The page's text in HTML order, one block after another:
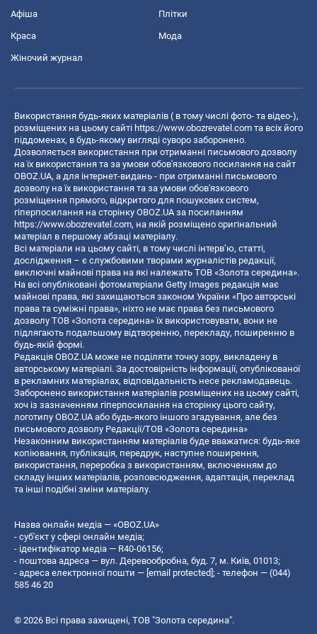
Афіша Плітки
Краса Мода
Жіночий журнал
Використання будь-яких матеріалів ( в тому числі фото- та відео-),
розміщених на цьому сайті https://www.obozrevatel.com та всіх його
піддоменах, в будь-якому вигляді суворо заборонено.
Дозволяється використання при отриманні письмового дозволу
на їх використання та за умови обов'язкового посилання на сайт
OBOZ.UA, а для інтернет-видань - при отриманні письмового
дозволу на їх використання та за умови обов'язкового
розміщення прямого, відкритого для пошукових систем,
гіперпосилання на сторінку OBOZ.UA за посиланням
https://www.obozrevatel.com, на якій розміщено оригінальний
матеріал в першому абзаці матеріалу.
Всі матеріали на цьому сайті, в тому числі інтерв’ю, статті,
дослідження – є службовими творами журналістів редакції,
виключні майнові права на які належать ТОВ «Золота середина».
На всі опубліковані фотоматеріали Getty Images редакція має
майнові права, які захищаються законом України «Про авторські
права та суміжні права», ніхто не має права без письмового
дозволу ТОВ «Золота середина» їх використовувати, вони не
підлягають подальшому відтворенню, перекладу, поширенню в
будь-якій формі.
Редакція OBOZ.UA може не поділяти точку зору, викладену в
авторському матеріалі. За достовірність інформації, опублікованої
в рекламних матеріалах, відповідальність несе рекламодавець.
Заборонено використання матеріалів розміщених на цьому сайті,
хоч із зазначенням гіперпосилання на сторінку цього сайту,
логотипу OBOZ.UA або будь-якого іншого згадування, але без
письмового дозволу Редакції/ТОВ «Золота середина»
Незаконним використанням матеріалів буде вважатися: будь-яке
копiювання, публiкацiя, передрук, наступне поширення,
використання, переробка з використанням, включенням до
складу інших матеріалів, розповсюдження, адаптація, переклад
та інші подібні зміни матеріалу.
Назва онлайн медіа — «OBOZ.UA»
- суб'єкт у сфері онлайн медіа;
- ідентифікатор медіа — R40-06156;
- поштова адреса — вул. Деревообробна, буд. 7, м. Київ, 01013;
- адреса електронної пошти — [email protected]; - телефон — (044)
585 46 20
© 2026 Всі права захищені, ТОВ "Золота середина".